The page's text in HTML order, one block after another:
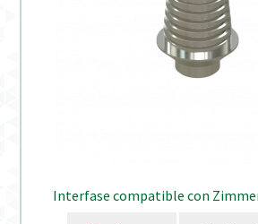
Interfase compatible con